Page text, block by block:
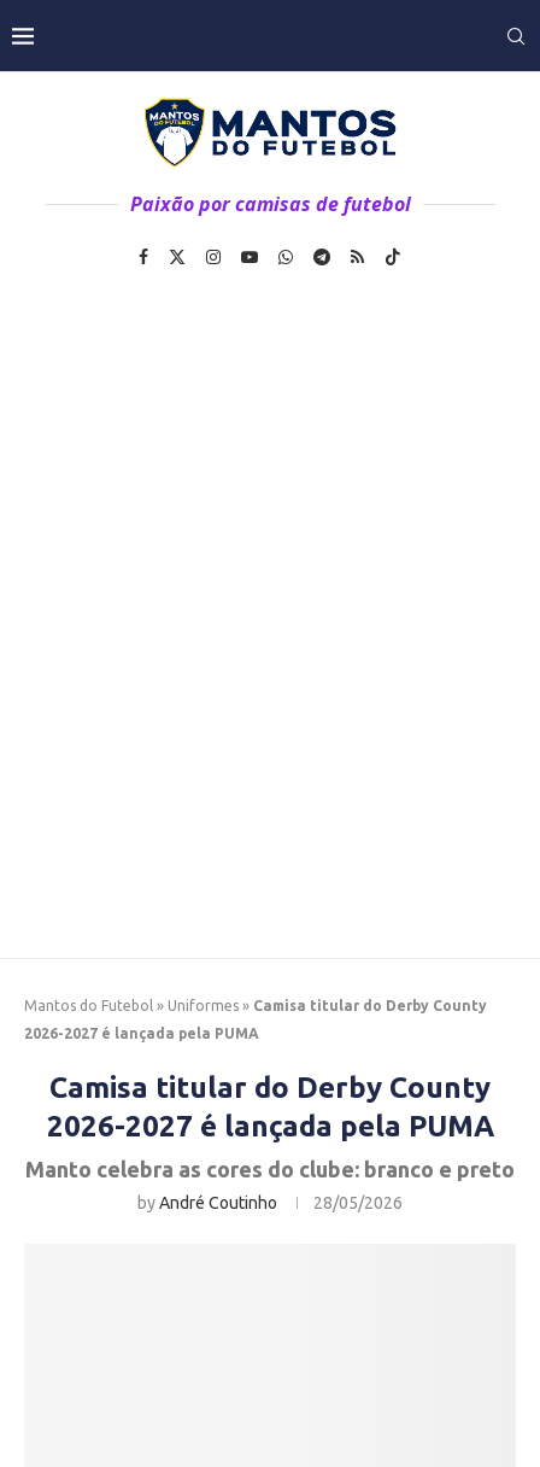
Paixão por camisas de futebol
Mantos do Futebol » Uniformes » Camisa titular do Derby County
2026-2027 é lançada pela PUMA
Camisa titular do Derby County
2026-2027 é lançada pela PUMA
Manto celebra as cores do clube: branco e preto
byAndré Coutinho 28/05/2026